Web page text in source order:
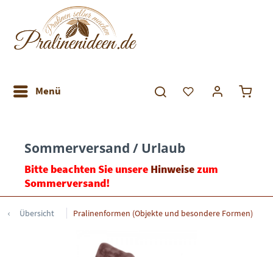
Menü
Sommerversand / Urlaub
Bitte beachten Sie unsere Hinweisezum
Sommerversand!
Übersicht Pralinenformen (Objekte und besondere Formen)